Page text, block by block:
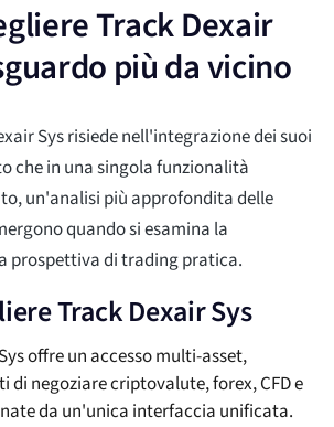
Track Dexair
più da vicino
Sys risiede nell'integrazione dei suoi
che in una singola funzionalità
un'analisi più approfondita delle
quando si esamina la
prospettiva di trading pratica.
Track Dexair Sys
offre un accesso multi-asset,
di negoziare criptovalute, forex, CFD e
da un'unica interfaccia unificata.